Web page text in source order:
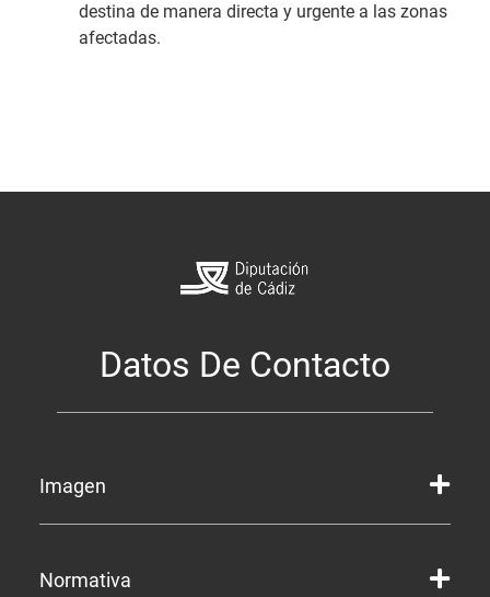
destina de manera directa y urgente a las zonas
afectadas.
Datos De Contacto
Imagen
Normativa